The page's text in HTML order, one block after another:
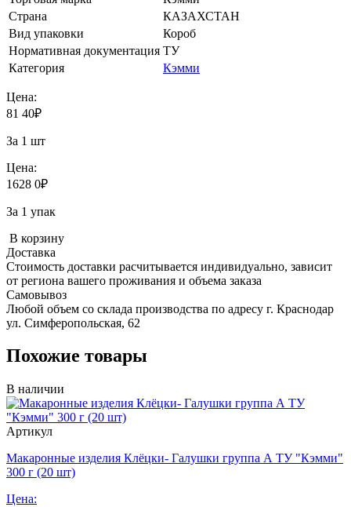
Страна
КАЗАХСТАН
Вид упаковки
Короб
Нормативная документация ТУ
Категория
Кэмми
Цена:
81 40₽
За 1 шт
Цена:
1628 0₽
За 1 упак
В корзину
Доставка
Стоимость доставки расчитывается индивидуально, зависит
от региона вашего проживания и объема заказа
Самовывоз
Любой объем со склада производства по адресу г. Краснодар
ул. Симферопольская, 62
Похожие товары
В наличии
Артикул
Макаронные изделия Клёцки- Галушки группа А ТУ "Кэмми"
300 г (20 шт)
Цена: